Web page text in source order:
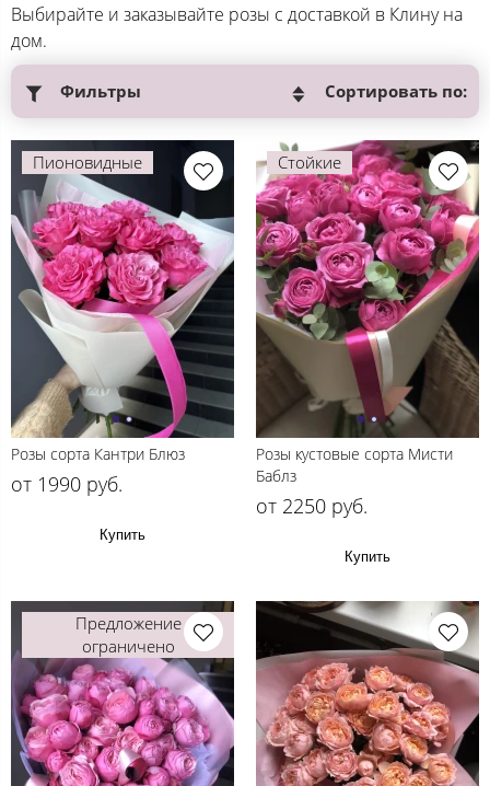
Выбирайте и заказывайте розы с доставкой в Клину на
дом.
Фильтры Сортировать по:
Пионовидные
Розы сорта Кантри Блюз
от 1990 руб.
Купить
Стойкие
Розы кустовые сорта Мисти
Баблз
от 2250 руб.
Купить
Предложение
ограничено